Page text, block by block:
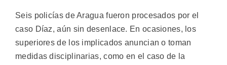
Seis policías de Aragua fueron procesados por el
caso Díaz, aún sin desenlace. En ocasiones, los
superiores de los implicados anuncian o toman
medidas disciplinarias, como en el caso de la